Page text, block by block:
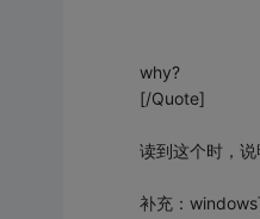
why?
[/Quote]
读到这个时，
补充：